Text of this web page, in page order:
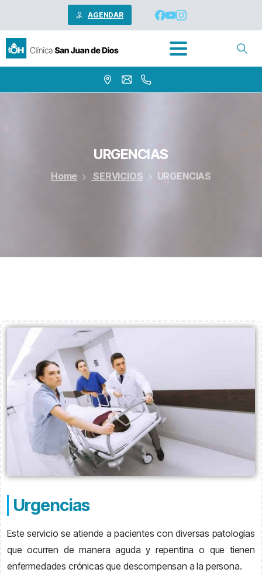
AGENDAR
URGENCIAS
Home SERVICIOS URGENCIAS
Urgencias
Este servicio se atiende a pacientes con diversas patologías
que ocurren de manera aguda y repentina o que tienen
enfermedades crónicas que descompensan a la persona.